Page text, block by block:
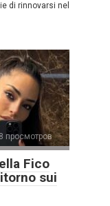
di rinnovarsi nel
просмотров
Fico
sui